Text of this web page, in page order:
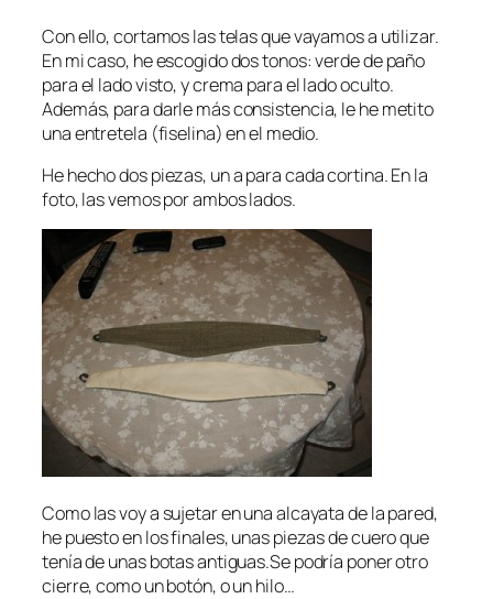
Con ello, cortamos las telas que vayamos a utilizar.
En mi caso, he escogido dos tonos: verde de paño
para el lado visto, y crema para el lado oculto.
Además, para darle más consistencia, le he metito
una entretela (fiselina) en el medio.
He hecho dos piezas, un a para cada cortina. En la
foto, las vemos por ambos lados.
Como las voy a sujetar en una alcayata de la pared,
he puesto en los finales, unas piezas de cuero que
tenía de unas botas antiguas.Se podría poner otro
cierre, como un botón, o un hilo…